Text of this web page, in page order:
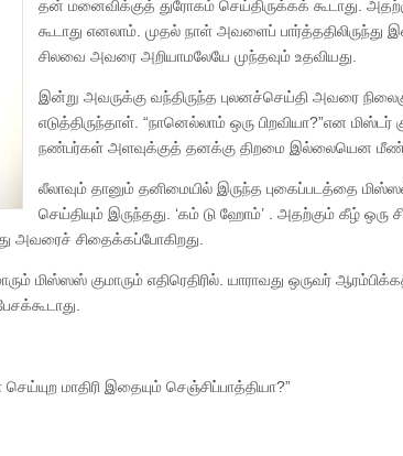
தன் மனைவிக்குத் துரோகம் செய்திருக்கக் கூடாது.
கூடாது எனலாம். முதல் நாள் அவளைப் பார்த்ததிலிருந்து
சிலவை அவரை அறியாமலேயே முந்தவும் உதவியது.
இன்று அவருக்கு வந்திருந்த புலனச்செய்தி அவரை
எடுத்திருந்தாள். “நானெல்லாம் ஒரு பிறவியா?”என
நண்பர்கள் அளவுக்குத் தனக்கு திறமை இல்லையென
லீலாவும் தானும் தனிமையில் இருந்த புகைப்படத்தை
செய்தியும் இருந்தது. ‘கம் டு ஹோம்’ . அதற்கும் கீழ் ஒரு
அவரைச் சிதைக்கப்போகிறது.
மிஸ்ஸஸ் குமாரும் எதிரெதிரில். யாராவது ஒருவர்
மாதிரி இதையும் செஞ்சிப்பாத்தியா?”